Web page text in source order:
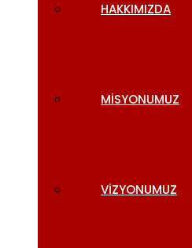
HAKKIMIZDA
MISYONUMUZ
VIZYONUMUZ